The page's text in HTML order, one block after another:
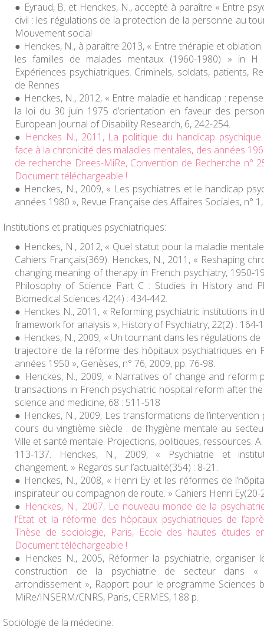
Eyraud, B. et Henckes, N., accepté à paraître « Entre
civil : les régulations de la protection de la personne au
Mouvement social
Henckes, N., à paraître 2013, « Entre thérapie et
les familles de malades mentaux (1960-1980) » in H.
Expériences psychiatriques. Criminels, soldats, patients,
de Rennes
Henckes, N., 2012, « Entre maladie et handicap :
la loi du 30 juin 1975 d’orientation en faveur des
European Journal of Disability Research, 6, 242-254.
Henckes N., 2011, La politique du handicap
face à la chronicité des maladies mentales, des années
de recherche Drees-MiRe, Convention de Recherche n°
Document téléchargeable !
Henckes, N., 2009, « Les psychiatres et le handicap
années 1980 », Revue Française des Affaires Sociales, n°
Institutions et pratiques psychiatriques:
Henckes, N., 2012, « Quel statut pour la maladie
Cahiers Français(369). Henckes, N., 2011, « Reshaping
changing meaning of therapy in French psychiatry, 1950-
Philosophy of Science Part C : Studies in History and
Biomedical Sciences 42(4) : 434-442.
Henckes N., 2011, « Reforming psychiatric institutions in
framework for analysis », History of Psychiatry, 22(2) : 164-
Henckes, N., 2009, « Un tournant dans les régulations de
trajectoire de la réforme des hôpitaux psychiatriques en
années 1950 », Genèses, n° 76, 2009, pp. 76-98.
Henckes, N., 2009, « Narratives of change and reform
transactions in French psychiatric hospital reform after
science and medicine, 68 : 511-518
Henckes, N., 2009, Les transformations de
cours du vingtième siècle : de l’hygiène mentale au
Ville et santé mentale. Projections, politiques, ressources.
113-137. Henckes, N., 2009, « Psychiatrie et
changement. » Regards sur l’actualité(354) : 8-21.
Henckes, N., 2008, « Henri Ey et les réformes de
inspirateur ou compagnon de route. » Cahiers Henri Ey(20-
Henckes, N., 2007, Le nouveau monde de la
l’Etat et la réforme des hôpitaux psychiatriques de
Thèse de sociologie, Paris, Ecole des hautes études
Document téléchargeable !
Henckes N., 2005, Réformer la psychiatrie, organiser
construction de la psychiatrie de secteur dans «
arrondissement », Rapport pour le programme Sciences
MiRe/INSERM/CNRS, Paris, CERMES, 188 p.
Sociologie de la médecine: